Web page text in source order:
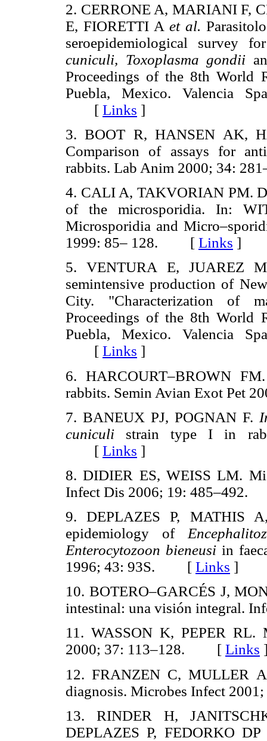
2. CERRONE A, MARIANI F,
E, FIORETTI A et al.
seroepidemiological survey
cuniculi, Toxoplasma gondii
Proceedings of the 8th World
Puebla, Mexico. Valencia
[ Links ]
3. BOOT R, HANSEN AK,
Comparison of assays for
rabbits. Lab Anim 2000; 34:
4. CALI A, TAKVORIAN PM.
of the microsporidia. In:
Microsporidia and
1999: 85– 128. [ Links ]
5. VENTURA E, JUAREZ
semintensive production of
City. "Characterization of
Proceedings of the 8th World
Puebla, Mexico. Valencia
[ Links ]
6. HARCOURT–BROWN
rabbits. Semin Avian Exot
7. BANEUX PJ, POGNAN F.
cuniculi strain type I in
[ Links ]
8. DIDIER ES, WEISS LM.
Infect Dis 2006; 19:
9. DEPLAZES P, MATHIS
epidemiology of
Enterocytozoon bieneusi in
1996; 43: 93S. [ Links ]
10. BOTERO–GARCÉS J,
intestinal: una visión
11. WASSON K, PEPER RL.
2000; 37: 113–128. [ Links
12. FRANZEN C, MULLER
diagnosis. Microbes Infect
13. RINDER H,
DEPLAZES P, FEDORKO